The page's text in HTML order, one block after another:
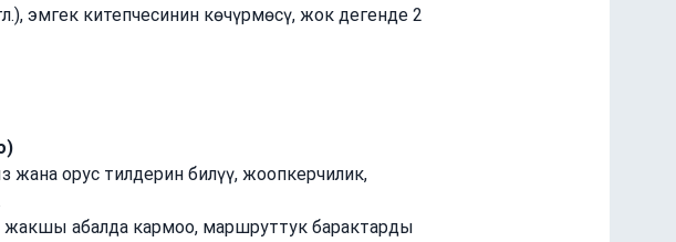
эмгек китепчесинин көчүрмөсү, жок дегенде 2
орус тилдерин билүү, жоопкерчилик,
абалда кармоо, маршруттук барактарды